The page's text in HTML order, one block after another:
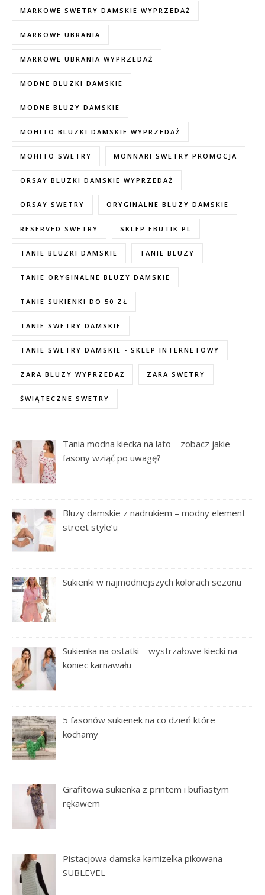
MARKOWE SWETRY DAMSKIE WYPRZEDAŻ
MARKOWE UBRANIA
MARKOWE UBRANIA WYPRZEDAŻ
MODNE BLUZKI DAMSKIE
MODNE BLUZY DAMSKIE
MOHITO BLUZKI DAMSKIE WYPRZEDAŻ
MOHITO SWETRY MONNARI SWETRY PROMOCJA
ORSAY BLUZKI DAMSKIE WYPRZEDAŻ
ORSAY SWETRY ORYGINALNE BLUZY DAMSKIE
RESERVED SWETRY SKLEP EBUTIK.PL
TANIE BLUZKI DAMSKIE TANIE BLUZY
TANIE ORYGINALNE BLUZY DAMSKIE
TANIE SUKIENKI DO 50 ZŁ
TANIE SWETRY DAMSKIE
TANIE SWETRY DAMSKIE - SKLEP INTERNETOWY
ZARA BLUZY WYPRZEDAŻ ZARA SWETRY
ŚWIĄTECZNE SWETRY
Tania modna kiecka na lato – zobacz jakie
fasony wziąć po uwagę?
Bluzy damskie z nadrukiem – modny element
street style’u
Sukienki w najmodniejszych kolorach sezonu
Sukienka na ostatki – wystrzałowe kiecki na
koniec karnawału
5 fasonów sukienek na co dzień które
kochamy
Grafitowa sukienka z printem i bufiastym
rękawem
Pistacjowa damska kamizelka pikowana
SUBLEVEL